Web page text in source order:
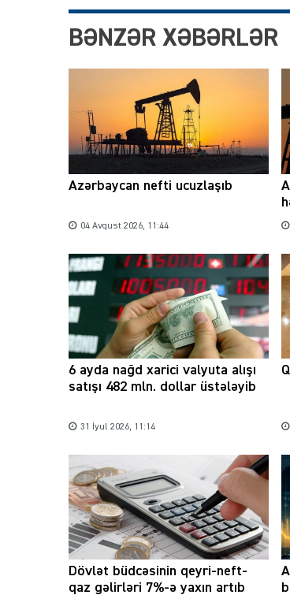
BƏNZƏR XƏBƏRLƏR
Azərbaycan nefti ucuzlaşıb
04 Avqust 2026, 11:44
6 ayda nağd xarici valyuta alışı
satışı 482 mln. dollar üstələyib
31 İyul 2026, 11:14
Dövlət büdcəsinin qeyri-neft-
qaz gəlirləri 7%-ə yaxın artıb